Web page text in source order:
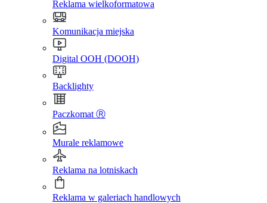
Reklama wielkoformatowa
Komunikacja miejska
Digital OOH (DOOH)
Backlighty
Paczkomat Ⓡ
Murale reklamowe
Reklama na lotniskach
Reklama w galeriach handlowych